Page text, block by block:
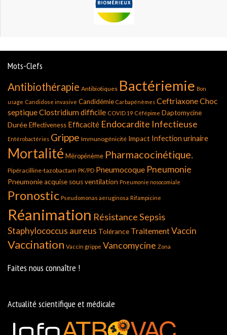
Mots-Clefs
Antibiothérapie Antibiotiques Bactériemie Bon
usage Candidose invasive Candidémie Carbapénèmes CeftriaxoneChoc
septiqueClostridium difficile COVID 19 Céfépime Daptomycine
Durée Effectiveness Efficacité Endocardite Infectieuse
Entérobactéries Grippe Immunogénicité Impact Infection urinaire
Mortalité Méropénème Pharmacocinétique.
Pipéracilline-tazobactam PK/PD Pneumocoque Pneumonie
Pneumonie acquise sous ventilation Pneumonie nosocomiale
Pronostic Pseudomonas aeruginosa Rifampicine
Réanimation RésistanceSepsis
Staphylococcus aureus Tolérance TraitementVaccin
Vaccination Vaccin grippe Vancomycine Zona
Faites nous connaître !
Actualité scientifique et médicale